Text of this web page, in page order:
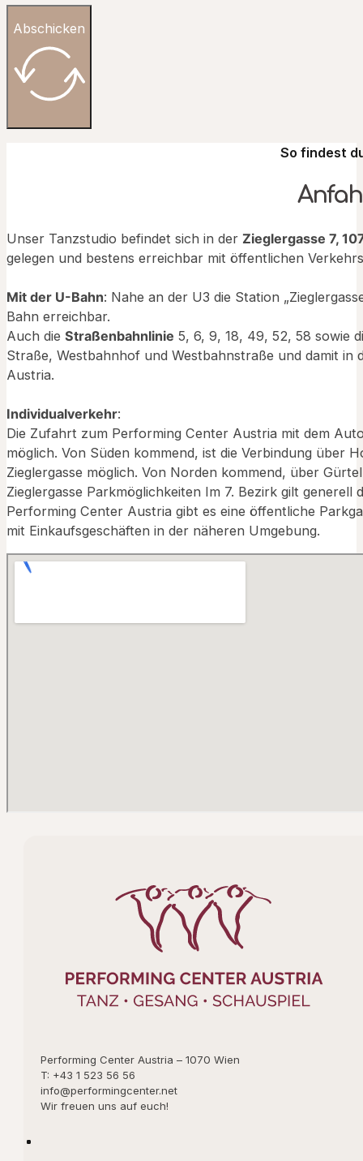
Abschicken
So findest
Unser Tanzstudio befindet sich in der Zieglergasse 7,
gelegen und bestens erreichbar mit öffentlichen
Mit der U-Bahn: Nahe an der U3 die Station
Bahn erreichbar.
Auch die Straßenbahnlinie 5, 6, 9, 18, 49, 52, 58 sowie
Straße, Westbahnhof und Westbahnstraße und damit
Austria.
Individualverkehr:
Die Zufahrt zum Performing Center Austria mit dem
möglich. Von Süden kommend, ist die Verbindung über
Zieglergasse möglich. Von Norden kommend, über
Zieglergasse Parkmöglichkeiten Im 7. Bezirk gilt generell
Performing Center Austria gibt es eine öffentliche
mit Einkaufsgeschäften in der näheren Umgebung.
Performing Center Austria – 1070 Wien
T: +43 1 523 56 56
info@performingcenter.net
Wir freuen uns auf euch!